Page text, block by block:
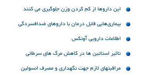
این داروها از کم کردن وزن جلوگیری می کنند
بیماری‌هایی قابل درمان با داروهای ضدافسردگی
اطلاعات دارویی آونکس
تاثیر استاتین ها در کاهش مرگ های سرطانی
مراقبتهای لازم جهت نگهداری و مصرف انسولین